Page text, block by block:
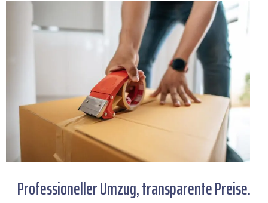
Professioneller Umzug, transparente Preise.